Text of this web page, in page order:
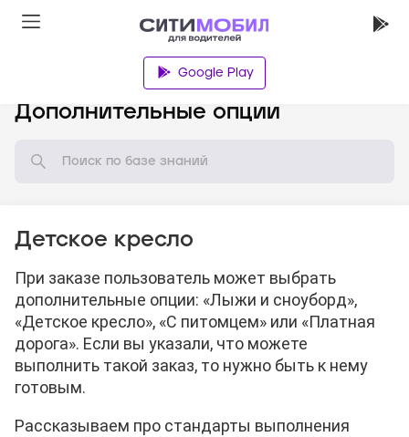
Google Play
Дополнительные опции
Детское кресло
При заказе пользователь может выбрать
дополнительные опции: «Лыжи и сноуборд»,
«Детское кресло», «С питомцем» или «Платная
дорога». Если вы указали, что можете
выполнить такой заказ, то нужно быть к нему
готовым.
Рассказываем про стандарты выполнения